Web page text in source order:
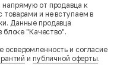
напрямую от продавца к
и не вступаем в
Данные продавца
блоке "Качество".
осведомленность и согласие
и публичной оферты.